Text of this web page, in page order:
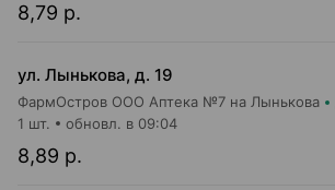
8,79 р.
ул. Лынькова, д. 19
ФармОстров ООО Аптека №7 на Лынькова
8,89 р.
1 шт. обновл. в 09:04